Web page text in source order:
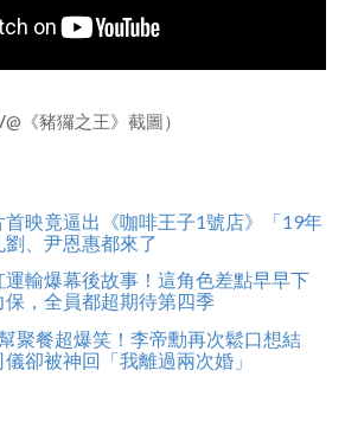
《豬玀之王》截圖）
映竟逼出《咖啡王子1號店》「19年
、尹恩惠都來了
運輸爆幕後故事！這角色差點早早下
，全員都超期待第四季
聚餐超爆笑！李帝勳再次鬆口想結
卻被神回「我離過兩次婚」